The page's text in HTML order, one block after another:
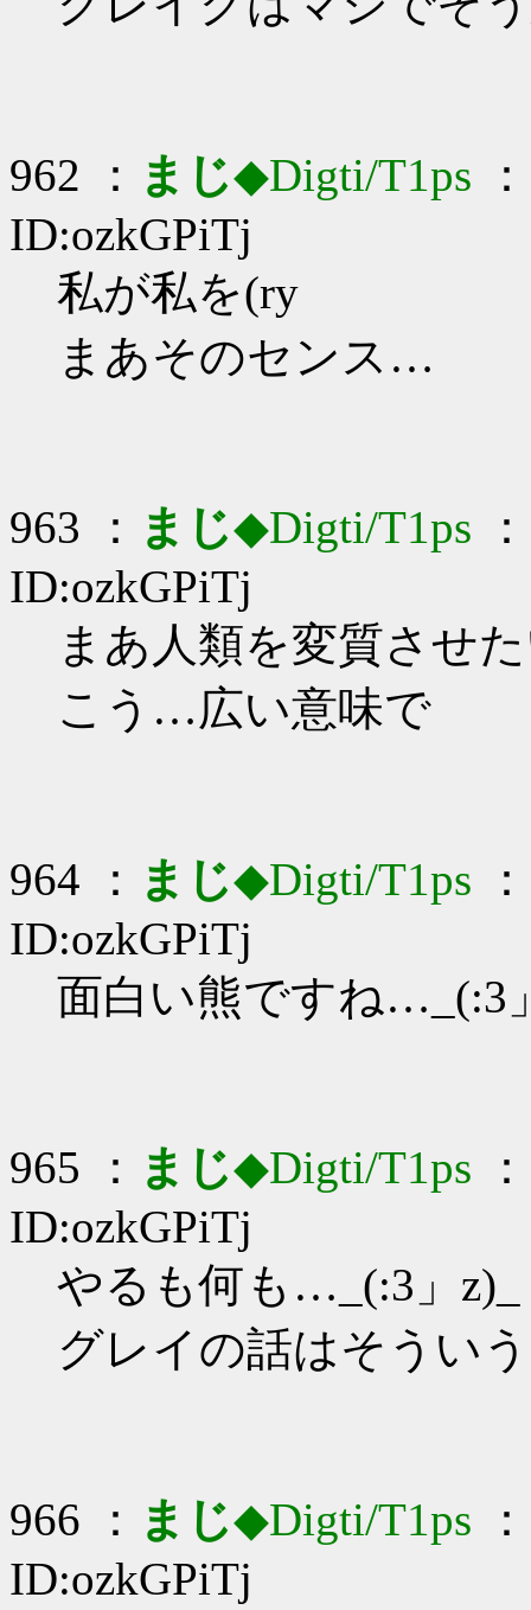
962 ： まじ◆Digti/T1ps
ID:ozkGPiTj
私が私を(ry
まあそのセンス…
963 ： まじ◆Digti/T1ps
ID:ozkGPiTj
まあ人類を変質させ
こう…広い意味で
964 ： まじ◆Digti/T1ps
ID:ozkGPiTj
面白い熊ですね…_(:3
965 ： まじ◆Digti/T1ps
ID:ozkGPiTj
やるも何も…_(:3」z)_
グレイの話はそうい
966 ： まじ◆Digti/T1ps
ID:ozkGPiTj